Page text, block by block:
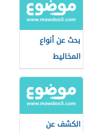
بحث عن أنواع
المخاليط
الكشف عن